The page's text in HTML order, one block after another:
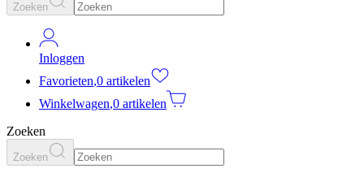
Zoeken
Inloggen
Favorieten,0 artikelen
Winkelwagen,0 artikelen
Zoeken
Zoeken